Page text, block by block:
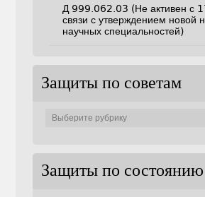
Д 999.062.03 (Не активен с
связи с утверждением новой
научных специальностей)
Защиты по советам
Защиты по состоянию